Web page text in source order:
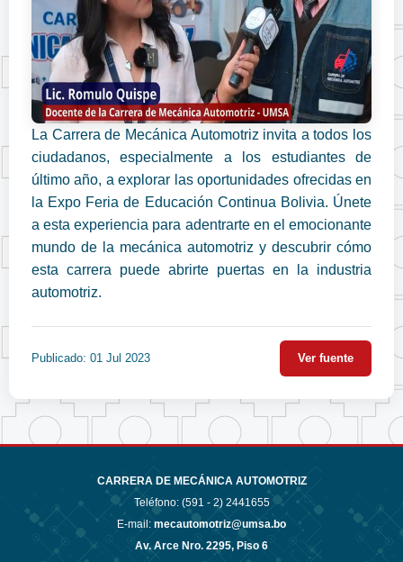
La Carrera de Mecánica Automotriz invita a todos los
ciudadanos, especialmente a los estudiantes de
último año, a explorar las oportunidades ofrecidas en
la Expo Feria de Educación Continua Bolivia. Únete
a esta experiencia para adentrarte en el emocionante
mundo de la mecánica automotriz y descubrir cómo
esta carrera puede abrirte puertas en la industria
automotriz.
Publicado: 01 Jul 2023 Ver fuente
CARRERA DE MECÁNICA AUTOMOTRIZ
Teléfono: (591 - 2) 2441655
E-mail: mecautomotriz@umsa.bo
Av. Arce Nro. 2295, Piso 6